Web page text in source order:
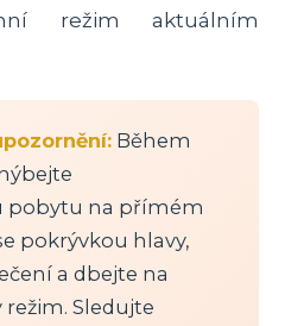
režim aktuálním
Během
pobytu na přímém
pokrývkou hlavy,
a dbejte na
Sledujte